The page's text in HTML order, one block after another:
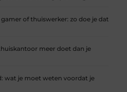
of thuiswerker: zo doe je dat
meer doet dan je
wat je moet weten voordat je